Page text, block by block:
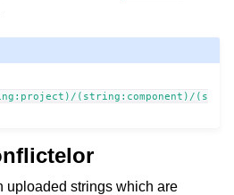
(string:component)/(s
uploaded strings which are